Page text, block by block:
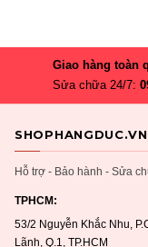
Giao hàng toàn
Sửa chữa 24/7:
SHOPHANGDUC.VN
Hỗ trợ - Bảo hành - Sửa
TPHCM:
53/2 Nguyễn Khắc Nhu,
Lãnh, Q.1, TP.HCM